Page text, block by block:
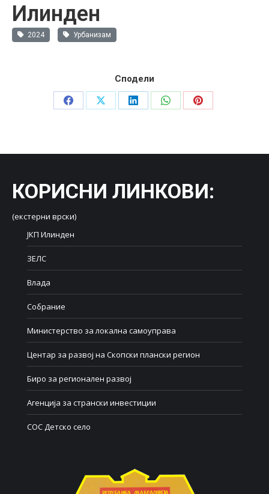
Илинден
2024 Урбанизам
Сподели
Share
Share
Share
Share
Share
КОРИСНИ ЛИНКОВИ:
(екстерни врски)
ЈКП Илинден
ЗЕЛС
Влада
Собрание
Министерство за локална самоуправа
Центар за развој на Скопски плански регион
Биро за регионален развој
Агенција за странски инвестиции
СОС Детско село